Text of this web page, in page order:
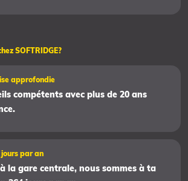
SOFTRIDGE?
approfondie
compétents avec plus de 20 ans
par an
la gare centrale, nous sommes à ta